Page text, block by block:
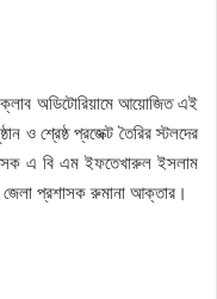
অডিটোরিয়ামে আয়োজিত এই
ও শ্রেষ্ঠ প্রজেক্ট তৈরির স্টলদের
এ বি এম ইফতেখারুল ইসলাম
জেলা প্রশাসক রুমানা আক্তার।